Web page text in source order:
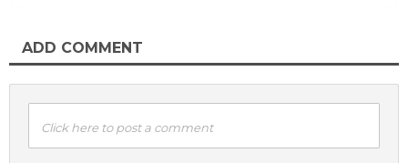
ADD COMMENT
Click here to post a comment